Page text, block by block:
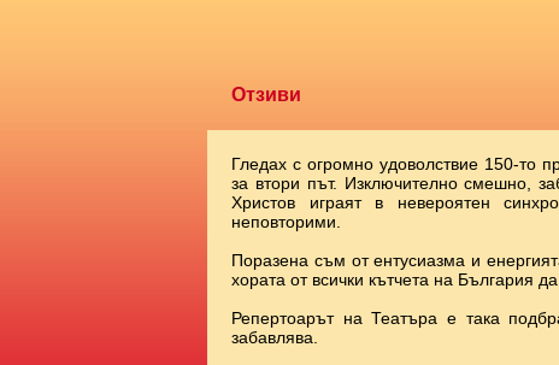
Отзиви
Гледах с огромно удоволствие 150-то
за втори път. Изключително смешно,
Христов играят в невероятен
неповторими.
Поразена съм от ентусиазма и
хората от всички кътчета на България да
Репертоарът на Театъра е така
забавлява.